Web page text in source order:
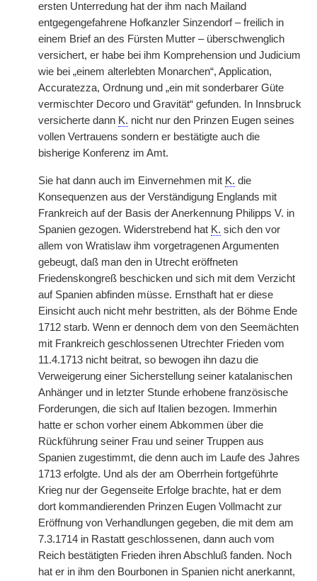
ersten Unterredung hat der ihm nach Mailand
entgegengefahrene Hofkanzler Sinzendorf – freilich in
einem Brief an des Fürsten Mutter – überschwenglich
versichert, er habe bei ihm Komprehension und Judicium
wie bei „einem alterlebten Monarchen“, Application,
Accuratezza, Ordnung und „ein mit sonderbarer Güte
vermischter Decoro und Gravität“ gefunden. In Innsbruck
versicherte dann K. nicht nur den Prinzen Eugen seines
vollen Vertrauens sondern er bestätigte auch die
bisherige Konferenz im Amt.
Sie hat dann auch im Einvernehmen mit K. die
Konsequenzen aus der Verständigung Englands mit
Frankreich auf der Basis der Anerkennung Philipps V. in
Spanien gezogen. Widerstrebend hat K. sich den vor
allem von Wratislaw ihm vorgetragenen Argumenten
gebeugt, daß man den in Utrecht eröffneten
Friedenskongreß beschicken und sich mit dem Verzicht
auf Spanien abfinden müsse. Ernsthaft hat er diese
Einsicht auch nicht mehr bestritten, als der Böhme Ende
1712 starb. Wenn er dennoch dem von den Seemächten
mit Frankreich geschlossenen Utrechter Frieden vom
11.4.1713 nicht beitrat, so bewogen ihn dazu die
Verweigerung einer Sicherstellung seiner katalanischen
Anhänger und in letzter Stunde erhobene französische
Forderungen, die sich auf Italien bezogen. Immerhin
hatte er schon vorher einem Abkommen über die
Rückführung seiner Frau und seiner Truppen aus
Spanien zugestimmt, die denn auch im Laufe des Jahres
1713 erfolgte. Und als der am Oberrhein fortgeführte
Krieg nur der Gegenseite Erfolge brachte, hat er dem
dort kommandierenden Prinzen Eugen Vollmacht zur
Eröffnung von Verhandlungen gegeben, die mit dem am
7.3.1714 in Rastatt geschlossenen, dann auch vom
Reich bestätigten Frieden ihren Abschluß fanden. Noch
hat er in ihm den Bourbonen in Spanien nicht anerkannt,